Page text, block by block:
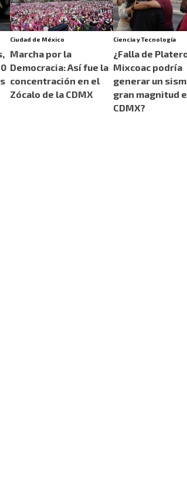
Ciudad de México
Marcha por la
Democracia: Así fue la
concentración en el
Zócalo de la CDMX
Ciencia y Tecnología
¿Falla de
Mixcoac podría
generar un
gran magnitud
CDMX?